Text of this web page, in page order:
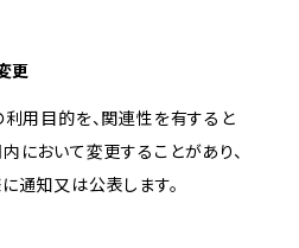
更
利用目的を、関連性を有すると
において変更することがあり、
通知又は公表します。